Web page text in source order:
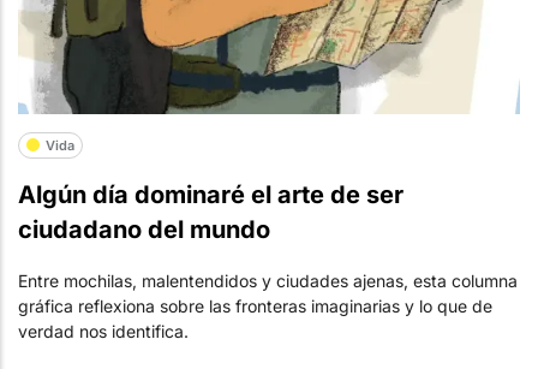
Vida
Algún día dominaré el arte de ser
ciudadano del mundo
Entre mochilas, malentendidos y ciudades ajenas, esta columna
gráfica reflexiona sobre las fronteras imaginarias y lo que de
verdad nos identifica.